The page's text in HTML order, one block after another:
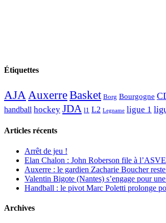
Étiquettes
AJA AuxerreBasket Borg Bourgogne
handball hockey JDA l1 L2 Legname ligue 1
Articles récents
Arrêt de jeu !
Elan Chalon : John Roberson file à
Auxerre : le gardien Zacharie Boucher
Valentin Bigote (Nantes) s’engage pour
Handball : le pivot Marc Poletti prolonge
Archives